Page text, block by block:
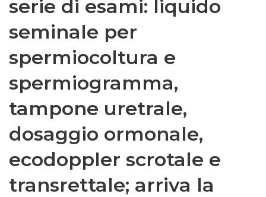
serie di esami: liquido
seminale per
spermiocoltura e
spermiogramma,
tampone uretrale,
dosaggio ormonale,
ecodoppler scrotale e
transrettale; arriva la